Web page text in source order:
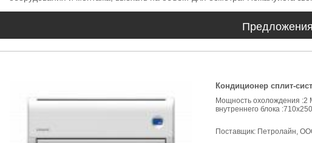
Кондиционер сплит-
Мощность охолождения :2
внутреннего блока
Поставщик: Петролайн,